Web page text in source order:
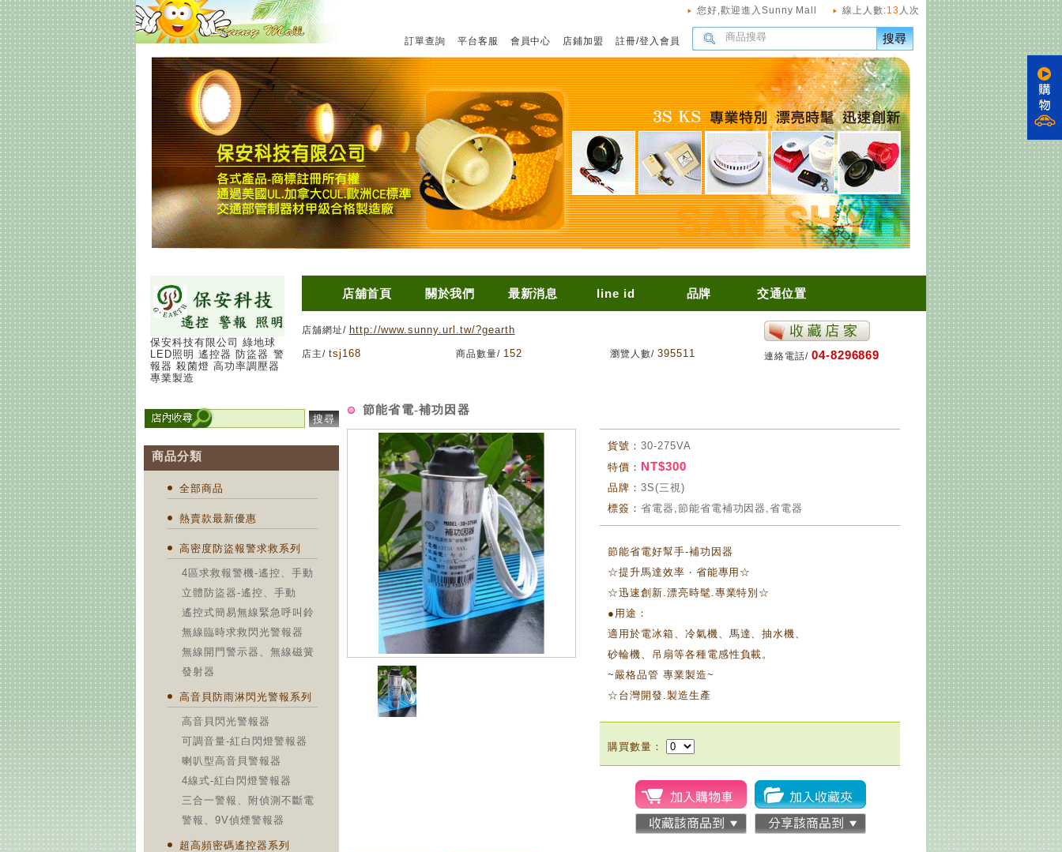
線上人數:13 人次
您好,歡迎進入Sunny Mall
註冊/登入會員
店鋪加盟
會員中心
平台客服
訂單查詢 搜尋
保安科技有限公司 綠地球
LED照明 遙控器 防盜器 警
報器 殺菌燈 高功率調壓器
專業製造
店舖首頁 關於我們 最新消息 line id 品牌 交通位置
店舖網址/ http://www.sunny.url.tw/?gearth
店主/ tsj168 商品數量/ 152 瀏覽人數/ 395511 連絡電話/ 04-8296869
搜尋
商品分類
全部商品
熱賣款最新優惠
高密度防盜報警求救系列
4區求救報警機-遙控、手動
立體防盜器-遙控、手動
遙控式簡易無線緊急呼叫鈴
無線臨時求救閃光警報器
無線開門警示器、無線磁簧
發射器
高音貝防雨淋閃光警報系列
高音貝閃光警報器
可調音量-紅白閃燈警報器
喇叭型高音貝警報器
4線式-紅白閃燈警報器
三合一警報、附偵測不斷電
警報、9V偵煙警報器
超高頻密碼遙控器系列
節能省電-補功因器
貨號： 30-275VA
特價： NT$300
品牌： 3S(三視)
標簽： 省電器,節能省電補功因器,省電器
節能省電好幫手-補功因器
☆提升馬達效率 ‧ 省能專用☆
☆迅速創新.漂亮時髦.專業特別☆
●用途：
適用於電冰箱、冷氣機、馬達、抽水機、
砂輪機、吊扇等各種電感性負載。
~嚴格品管 專業製造~
☆台灣開發.製造生產
購買數量：